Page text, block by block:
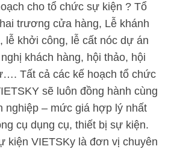
cho tổ chức sự kiện ? Tổ
trương cửa hàng, Lễ khánh
lễ khởi công, lễ cất nóc dự án
khách hàng, hội thảo, hội
Tất cả các kế hoạch tổ chức
sẽ luôn đồng hành cùng
nghiệp – mức giá hợp lý nhất
cụ dụng cụ, thiết bị sự kiện.
kiện VIETSKy là đơn vị chuyên